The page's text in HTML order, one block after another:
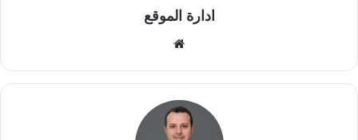
ادارة الموقع